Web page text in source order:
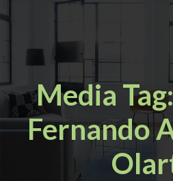
Media
Fernando